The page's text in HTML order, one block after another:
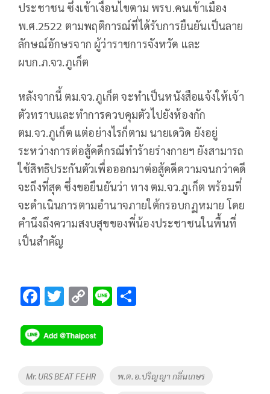
ประชาชน ซึ่งเข้าเงื่อนไขตาม พรบ.คนเข้าเมือง
พ.ศ.2522 ตามพฤติการณ์ที่ได้รับการยืนยันเป็นลาย
ลักษณ์อักษรจาก ผู้ว่าราชการจังหวัด และ
ผบก.ภ.จว.ภูเก็ต
หลังจากนี้ ตม.จว.ภูเก็ต จะทำเป็นหนังสือแจ้งให้เจ้า
ตัวทราบและทำการควบคุมตัวไปยังห้องกัก
ตม.จว.ภูเก็ต แต่อย่างไรก็ตาม นายเดวิด ยังอยู่
ระหว่างการต่อสู้คดีกรณีทำร้ายร่างกายฯ ยังสามารถ
ใช้สิทธิประกันตัวเพื่อออกมาต่อสู้คดีความจนกว่าคดี
จะถึงที่สุด ซึ่งขอยืนยันว่า ทาง ตม.จว.ภูเก็ต พร้อมที่
จะดำเนินการตามอำนาจภายใต้กรอบกฏหมาย โดย
คำนึงถึงความสงบสุขของพี่น้องประชาชนในพื้นที่
เป็นสำคัญ
F
e
b
o
T
tt
er
C
p
y
Li
Li
Tags
Mr.URS BEAT FEHR พ.ต.อ.ปริญญา กลิ่นเกษร